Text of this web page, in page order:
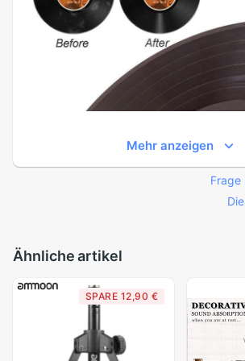
Mehr anzeigen
Frage
Ähnliche artikel
SPARE 12,90 €